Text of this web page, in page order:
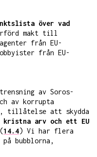
över vad
makt till
från EU-
från EU-
av Soros-
av korrupta
tillåtelse att skydda
kristna arv och ett EU
(14.4) Vi har flera
bubblorna,